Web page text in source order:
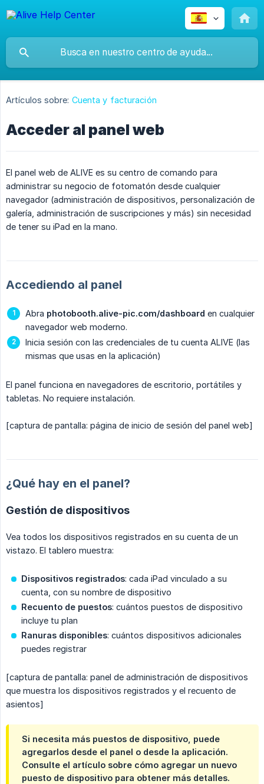
Artículos sobre: Cuenta y facturación
Acceder al panel web
El panel web de ALIVE es su centro de comando para
administrar su negocio de fotomatón desde cualquier
navegador (administración de dispositivos, personalización de
galería, administración de suscripciones y más) sin necesidad
de tener su iPad en la mano.
Accediendo al panel
Abra photobooth.alive-pic.com/dashboard en cualquier
navegador web moderno.
Inicia sesión con las credenciales de tu cuenta ALIVE (las
mismas que usas en la aplicación)
El panel funciona en navegadores de escritorio, portátiles y
tabletas. No requiere instalación.
[captura de pantalla: página de inicio de sesión del panel web]
¿Qué hay en el panel?
Gestión de dispositivos
Vea todos los dispositivos registrados en su cuenta de un
vistazo. El tablero muestra:
Dispositivos registrados: cada iPad vinculado a su
cuenta, con su nombre de dispositivo
Recuento de puestos: cuántos puestos de dispositivo
incluye tu plan
Ranuras disponibles: cuántos dispositivos adicionales
puedes registrar
[captura de pantalla: panel de administración de dispositivos
que muestra los dispositivos registrados y el recuento de
asientos]
Si necesita más puestos de dispositivo, puede
agregarlos desde el panel o desde la aplicación.
Consulte el artículo sobre cómo agregar un nuevo
puesto de dispositivo para obtener más detalles.